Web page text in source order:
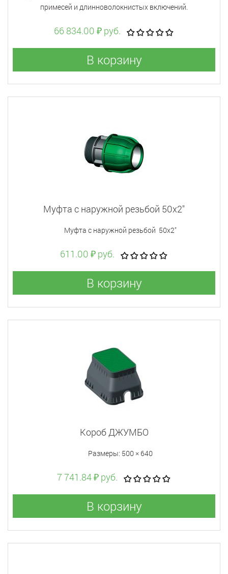
примесей и длинноволокнистых включений.
66 834.00 ₽ руб.
В корзину
Муфта с наружной резьбой 50x2"
Муфта с наружной резьбой 50x2"
611.00 ₽ руб.
В корзину
Короб ДЖУМБО
Размеры: 500 × 640
7 741.84 ₽ руб.
В корзину